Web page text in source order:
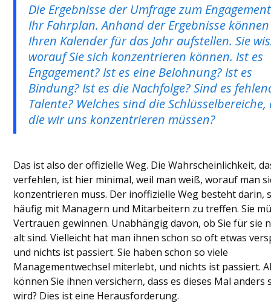
Die Ergebnisse der Umfrage zum
Ihr Fahrplan. Anhand der Ergebnisse können
Ihren Kalender für das Jahr aufstellen. Sie
worauf Sie sich konzentrieren können. Ist es
Engagement? Ist es eine Belohnung? Ist es
Bindung? Ist es die Nachfolge? Sind es
Talente? Welches sind die Schlüsselbereiche,
die wir uns konzentrieren müssen?
Das ist also der offizielle Weg. Die Wahrscheinlichkeit,
verfehlen, ist hier minimal, weil man weiß, worauf man
konzentrieren muss. Der inoffizielle Weg besteht darin,
häufig mit Managern und Mitarbeitern zu treffen. Sie
Vertrauen gewinnen. Unabhängig davon, ob Sie für sie
alt sind. Vielleicht hat man ihnen schon so oft etwas
und nichts ist passiert. Sie haben schon so viele
Managementwechsel miterlebt, und nichts ist passiert.
können Sie ihnen versichern, dass es dieses Mal anders
wird? Dies ist eine Herausforderung.